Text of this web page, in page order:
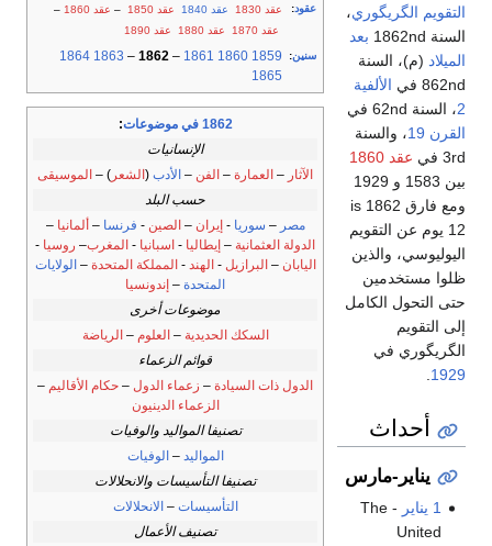
عقود: عقد 1830 عقد 1840 عقد 1850 – عقد 1860
–
عقد 1870
عقد 1880 عقد 1890
سنين:
1859
1860
1861
–
1862
–
1863
1864
1865
1862 في موضوعات
:
الإنسانيات
الآثار – العمارة – الفن – الأدب (الشعر ) – الموسيقى
حسب البلد
مصر – سوريا -إيران –الصين - فرنسا –ألمانيا –
الدولة العثمانية – إيطاليا - اسبانيا - المغرب– روسيا -
اليابان –البرازيل -الهند -المملكة المتحدة –الولايات
المتحدة – إندونسيا
موضوعات أخرى
السكك الحديدية –العلوم –الرياضة
قوائم الزعماء
الدول ذات السيادة – زعماء الدول – حكام الأقاليم –
الزعماء الدينيون
تصنيفا المواليد والوفيات
المواليد –الوفيات
تصنيفا التأسيسات والانحلالات
التأسيسات –الانحلالات
تصنيف الأعمال
التقويم الگريگوري،
السنة 1862nd
بعد
الميلاد (م)، السنة
862nd في
الألفية
2، السنة 62nd في
القرن 19
، والسنة
3rd في
عقد 1860
بين 1583 و 1929
ومع فارق 1862 is
12 يوم عن التقويم
اليوليوسي، والذين
ظلوا مستخدمين
حتى التحول الكامل
إلى التقويم
الگريگوري في
1929
أحداث
يناير-مارس
1 يناير
- The
United